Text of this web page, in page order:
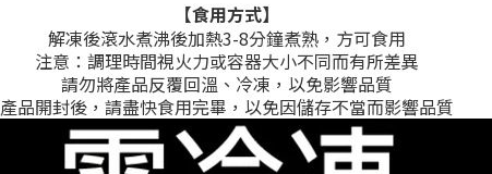
【食用方式】
解凍後滾水煮沸後加熱3-8分鐘煮熟，方可食用
注意：調理時間視火力或容器大小不同而有所差異
請勿將產品反覆回溫、冷凍，以免影響品質
產品開封後，請盡快食用完畢，以免因儲存不當而影響品質